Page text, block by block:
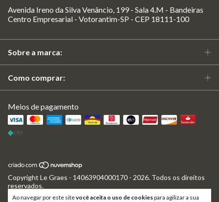
Ao navegar por este sitevocê aceita o uso de cookiespara agilizar a sua
Avenida Ireno da Silva Venâncio, 199 - Sala 4.M - Bandeiras
Centro Empresarial - Votorantim-SP - CEP 18111-100
Sobre a marca:
Como comprar:
Meios de pagamento
Copyright Le Graes - 14063904000170 - 2026. Todos os direitos
reservados.